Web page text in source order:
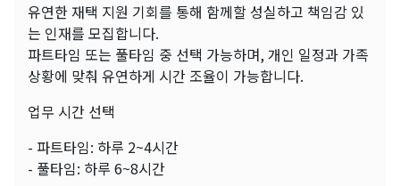
유연한 재택 지원 기회를 통해 함께할 성실하고 책임감 있
는 인재를 모집합니다.
파트타임 또는 풀타임 중 선택 가능하며, 개인 일정과 가족
상황에 맞춰 유연하게 시간 조율이 가능합니다.
업무 시간 선택
- 파트타임: 하루 2~4시간
- 풀타임: 하루 6~8시간